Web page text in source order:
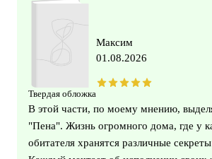
Твердая обложка
Максим
01.08.2026
В этой части, по моему мнению,
"Пена". Жизнь огромного дома, где у
обитателя хранятся различные